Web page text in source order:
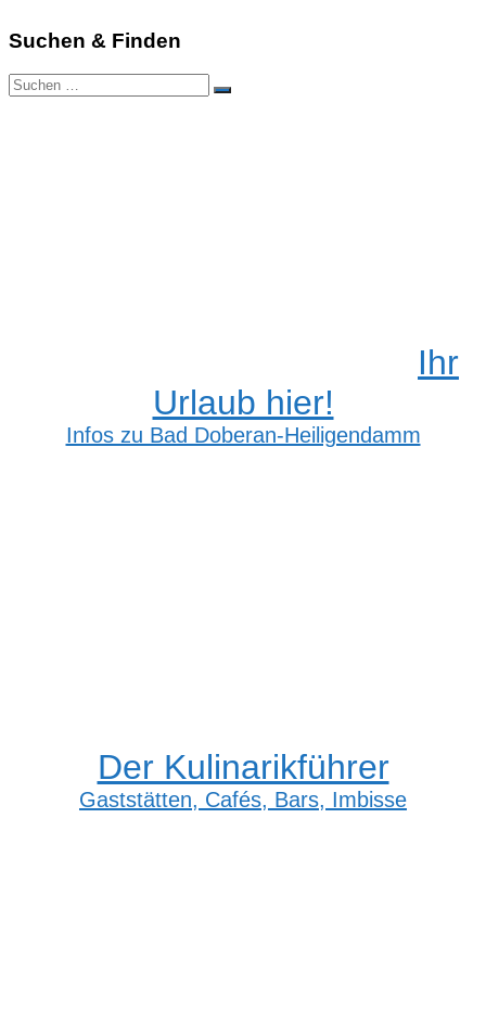
Suchen & Finden
Suchen
nach:
Suchen
Ihr
Urlaub hier!
Infos zu Bad Doberan-Heiligendamm
Der Kulinarikführer
Gaststätten, Cafés, Bars, Imbisse